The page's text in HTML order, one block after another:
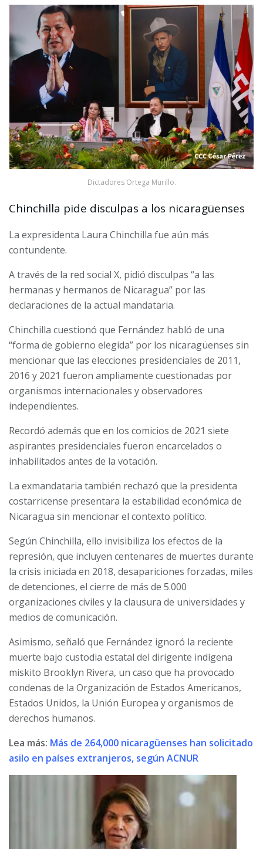
Dictadores Ortega Murillo.
Chinchilla pide disculpas a los nicaragüenses
La expresidenta Laura Chinchilla fue aún más
contundente.
A través de la red social X, pidió disculpas “a las
hermanas y hermanos de Nicaragua” por las
declaraciones de la actual mandataria.
Chinchilla cuestionó que Fernández habló de una
“forma de gobierno elegida” por los nicaragüenses sin
mencionar que las elecciones presidenciales de 2011,
2016 y 2021 fueron ampliamente cuestionadas por
organismos internacionales y observadores
independientes.
Recordó además que en los comicios de 2021 siete
aspirantes presidenciales fueron encarcelados o
inhabilitados antes de la votación.
La exmandataria también rechazó que la presidenta
costarricense presentara la estabilidad económica de
Nicaragua sin mencionar el contexto político.
Según Chinchilla, ello invisibiliza los efectos de la
represión, que incluyen centenares de muertes durante
la crisis iniciada en 2018, desapariciones forzadas, miles
de detenciones, el cierre de más de 5.000
organizaciones civiles y la clausura de universidades y
medios de comunicación.
Asimismo, señaló que Fernández ignoró la reciente
muerte bajo custodia estatal del dirigente indígena
miskito Brooklyn Rivera, un caso que ha provocado
condenas de la Organización de Estados Americanos,
Estados Unidos, la Unión Europea y organismos de
derechos humanos.
Lea más: Más de 264,000 nicaragüenses han solicitado
asilo en países extranjeros, según ACNUR